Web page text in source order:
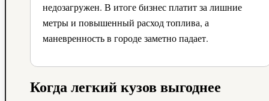
недозагружен. В итоге бизнес платит за лишние
метры и повышенный расход топлива, а
маневренность в городе заметно падает.
Когда легкий кузов выгоднее